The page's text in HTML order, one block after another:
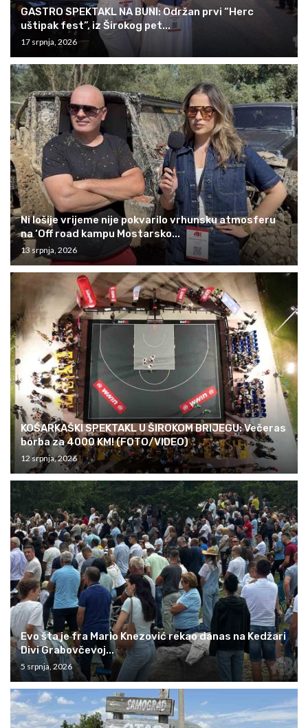
GASTRO SPEKTAKL NA BUNI: Održan prvi “Herc
uštipak fest”, iz Širokog pet...
17 srpnja, 2026
Ni lošije vrijeme nije pokvarilo vrhunsku atmosferu
na ‘Off road kampu Mostarsko...
13 srpnja, 2026
KOŠARKAŠKI SPEKTAKL U ŠIROKOM BRIJEGU: Večeras
borba za 4000 KM! (FOTO/VIDEO)
12 srpnja, 2026
Evo šta je fra Mario Knezović rekao danas na Kedžari
Divi Grabovčevoj...
5 srpnja, 2026